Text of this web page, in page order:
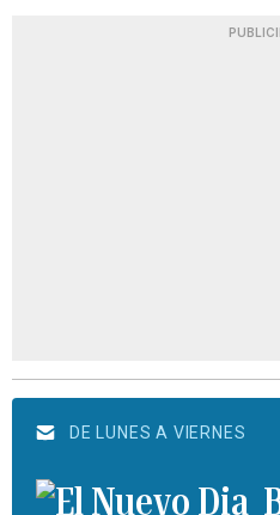
DE LUNES A VIERNES